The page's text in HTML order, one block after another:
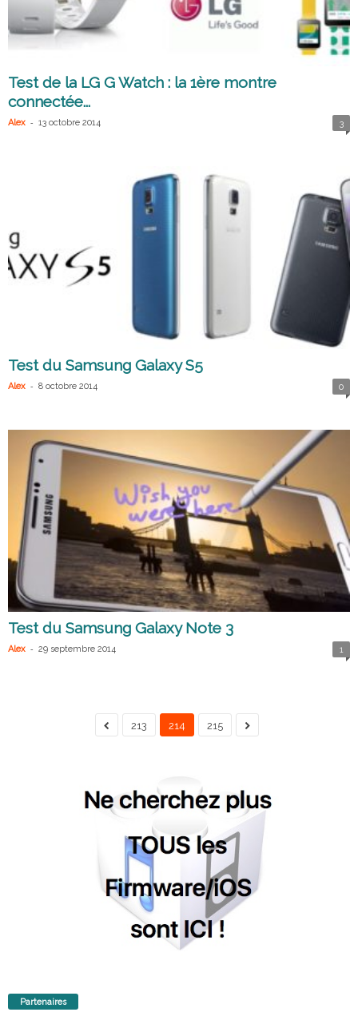
Test de la LG G Watch : la 1ère montre
connectée...
Alex - 13 octobre 2014 3
Test du Samsung Galaxy S5
Alex - 8 octobre 2014 0
Test du Samsung Galaxy Note 3
Alex - 29 septembre 2014 1
213 214 215
Partenaires